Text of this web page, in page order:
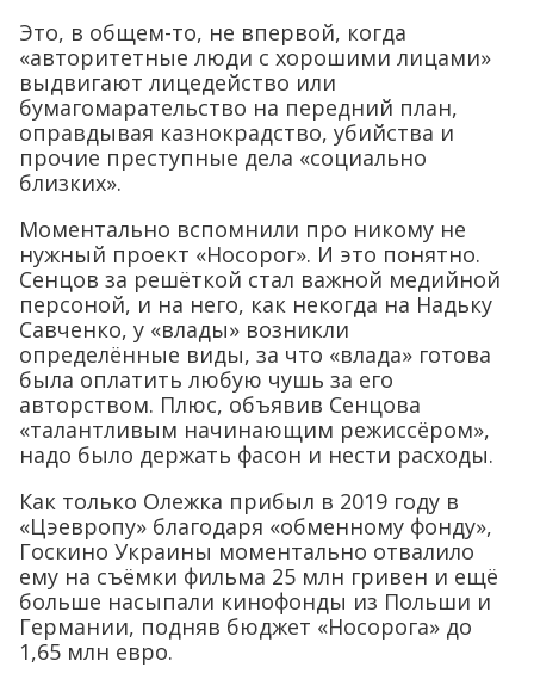
Это, в общем-то, не впервой, когда
«авторитетные люди с хорошими лицами»
выдвигают лицедейство или
бумагомарательство на передний план,
оправдывая казнокрадство, убийства и
прочие преступные дела «социально
близких».
Моментально вспомнили про никому не
нужный проект «Носорог». И это понятно.
Сенцов за решёткой стал важной медийной
персоной, и на него, как некогда на Надьку
Савченко, у «влады» возникли
определённые виды, за что «влада» готова
была оплатить любую чушь за его
авторством. Плюс, объявив Сенцова
«талантливым начинающим режиссёром»,
надо было держать фасон и нести расходы.
Как только Олежка прибыл в 2019 году в
«Цэевропу» благодаря «обменному фонду»,
Госкино Украины моментально отвалило
ему на съёмки фильма 25 млн гривен и ещё
больше насыпали кинофонды из Польши и
Германии, подняв бюджет «Носорога» до
1,65 млн евро.